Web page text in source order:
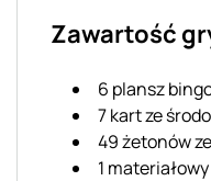
Zawartość
6 plansz
7 kart ze
49 żetonów
1